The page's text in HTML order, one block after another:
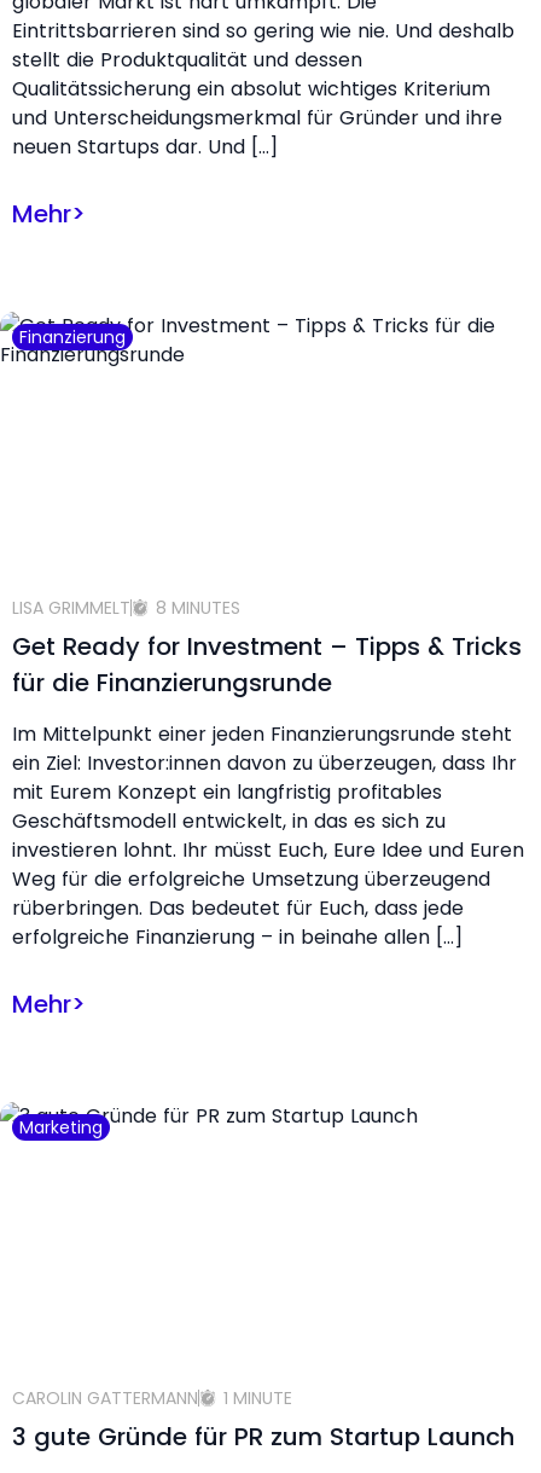
Eintrittsbarrieren sind so gering wie nie. Und deshalb
stellt die Produktqualität und dessen
Qualitätssicherung ein absolut wichtiges Kriterium
und Unterscheidungsmerkmal für Gründer und ihre
neuen Startups dar. Und […]
Mehr>
Finanzierung
LISA GRIMMELT 8 MINUTES
Get Ready for Investment – Tipps & Tricks
für die Finanzierungsrunde
Im Mittelpunkt einer jeden Finanzierungsrunde steht
ein Ziel: Investor:innen davon zu überzeugen, dass Ihr
mit Eurem Konzept ein langfristig profitables
Geschäftsmodell entwickelt, in das es sich zu
investieren lohnt. Ihr müsst Euch, Eure Idee und Euren
Weg für die erfolgreiche Umsetzung überzeugend
rüberbringen. Das bedeutet für Euch, dass jede
erfolgreiche Finanzierung – in beinahe allen […]
Mehr>
Marketing
CAROLIN GATTERMANN 1 MINUTE
3 gute Gründe für PR zum Startup Launch